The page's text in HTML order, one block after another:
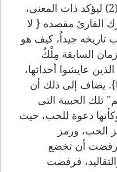
ثم يعود فى الفصل (2) ليؤكد ذات المعنى،
القارئ مقصده { لا
تاريخه جيداُ، كيف هو
السابقة مِلْكُ
عايشوا أحداثها،
. يضاف إلى ذلك أن
تلك الحبيبة التى
دعوة للحب، حيث
الحب، ورمز
رفضت أن تخضع
فرفضت